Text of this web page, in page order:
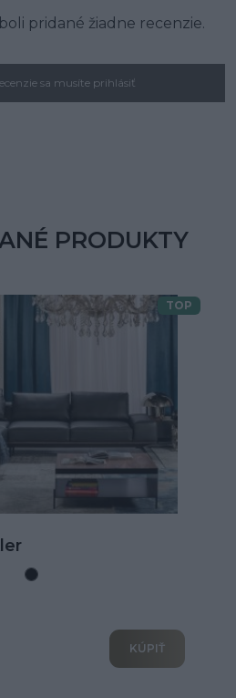
pridané žiadne recenzie.
sa musíte prihlásiť
PRODUKTY
TOP
Doprava zdarma
Goya s
KÚPIŤ